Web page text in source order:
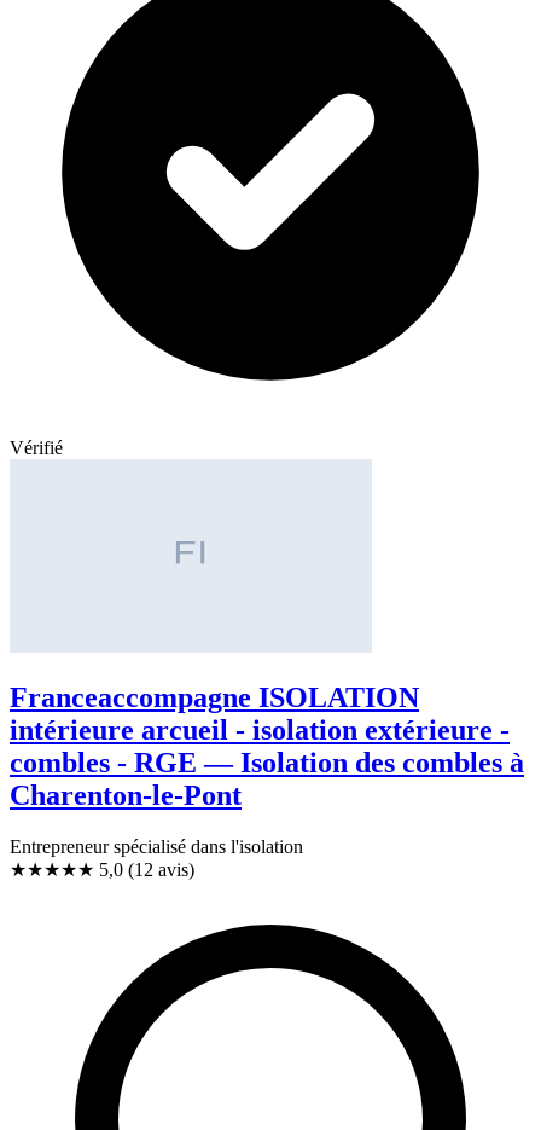
Vérifié
Franceaccompagne ISOLATION
intérieure arcueil - isolation extérieure -
combles - RGE — Isolation des combles à
Charenton-le-Pont
Entrepreneur spécialisé dans l'isolation
★★★★★ 5,0 (12 avis)